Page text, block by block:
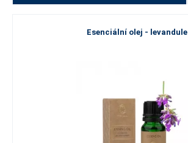
Esenciální olej - levandule